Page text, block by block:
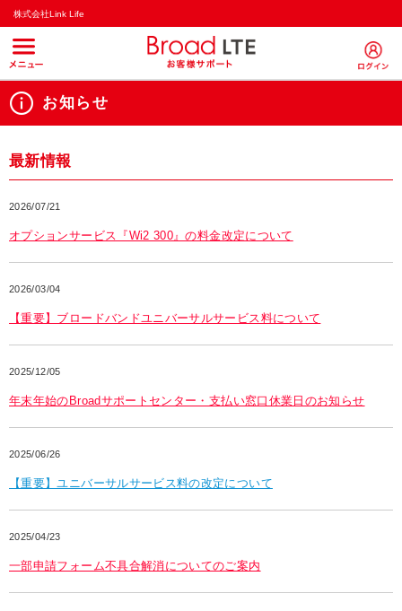
株式会社Link Life
お知らせ
最新情報
2026/07/21
オプションサービス『Wi2 300』の料金改定について
2026/03/04
【重要】ブロードバンドユニバーサルサービス料について
2025/12/05
年末年始のBroadサポートセンター・支払い窓口休業日のお知らせ
2025/06/26
【重要】ユニバーサルサービス料の改定について
2025/04/23
一部申請フォーム不具合解消についてのご案内